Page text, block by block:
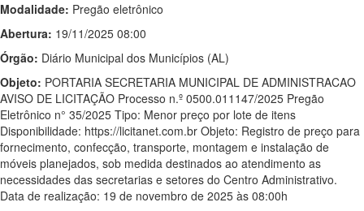
Modalidade: Pregão eletrônico
Abertura: 19/11/2025 08:00
Órgão: Diário Municipal dos Municípios (AL)
Objeto: PORTARIA SECRETARIA MUNICIPAL DE ADMINISTRACAO
AVISO DE LICITAÇÃO Processo n.º 0500.011147/2025 Pregão
Eletrônico n° 35/2025 Tipo: Menor preço por lote de itens
Disponibilidade: https://licitanet.com.br Objeto: Registro de preço para
fornecimento, confecção, transporte, montagem e instalação de
móveis planejados, sob medida destinados ao atendimento as
necessidades das secretarias e setores do Centro Administrativo.
Data de realização: 19 de novembro de 2025 às 08:00h